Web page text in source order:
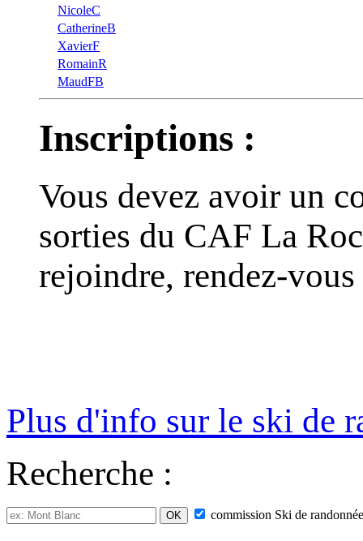
NicoleC
CatherineB
XavierF
RomainR
MaudFB
Inscriptions :
Vous devez avoir un
sorties du CAF La
rejoindre, rendez-
Plus d'info sur le ski de
Recherche :
commission Ski de randonnée